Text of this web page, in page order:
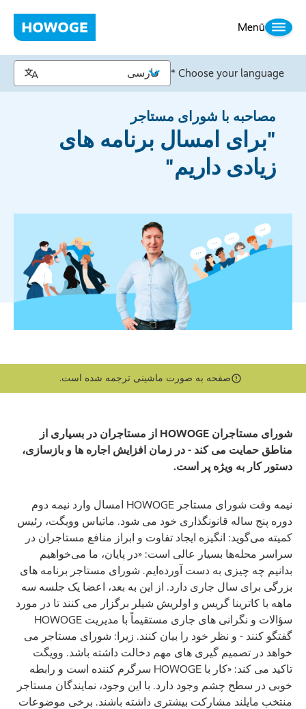
Menü
Choose your language *
مصاحبه با شورای مستاجر
"برای امسال برنامه های
زیادی داریم"
صفحه به صورت ماشینی ترجمه شده است.
شورای مستاجران HOWOGE از مستاجران در بسیاری از
مناطق حمایت می کند - در زمان افزایش اجاره ها و بازسازی،
دستور کار به ویژه پر است.
نیمه وقت شورای مستاجر HOWOGE امسال وارد نیمه دوم
دوره پنج ساله قانونگذاری خود می شود. ماتیاس وویگت، رئیس
کمیته می‌گوید: انگیزه ایجاد تفاوت و ابراز منافع مستاجران در
سراسر محله‌ها بسیار عالی است: «در پایان، ما می‌خواهیم
بدانیم چه چیزی به دست آورده‌ایم. شورای مستاجر برنامه های
بزرگی برای سال جاری دارد. از این به بعد، اعضا یک جلسه سه
ماهه با کاترینا گریس و اولریش شیلر برگزار می کنند تا در مورد
سؤالات و نگرانی های جاری مستقیماً با مدیریت HOWOGE
گفتگو کنند - و نظر خود را بیان کنند. زیرا: شورای مستاجر می
خواهد در تصمیم گیری های مهم دخالت داشته باشد. وویگت
تاکید می کند: «کار با HOWOGE سرگرم کننده است و رابطه
خوبی در سطح چشم وجود دارد. با این وجود، نمایندگان مستاجر
منتخب مایلند مشارکت بیشتری داشته باشند. برخی موضوعات